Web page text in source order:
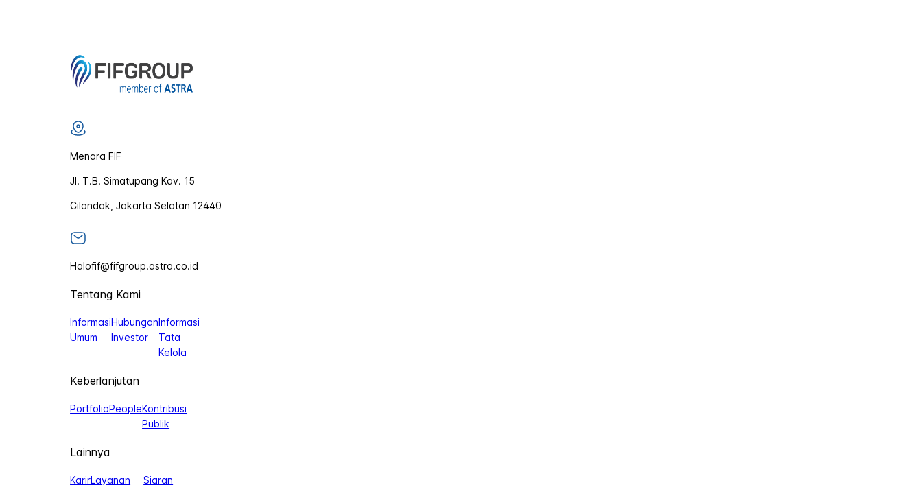
Menara FIF
Jl. T.B. Simatupang Kav. 15
Cilandak, Jakarta Selatan 12440
Halofif@fifgroup.astra.co.id
Tentang Kami
Informasi
Umum
Hubungan
Investor
Informasi
Tata
Kelola
Keberlanjutan
PortfolioPeopleKontribusi
Publik
Lainnya
KarirLayanan Siaran